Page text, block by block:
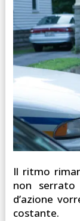
Il ritmo
non
d’azione
costante.